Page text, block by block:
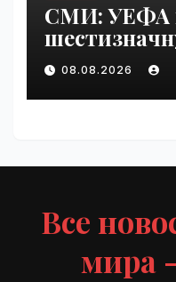
СМИ: УЕФА
любовнице
VseTime.ru
08.08.2026
Все
мира